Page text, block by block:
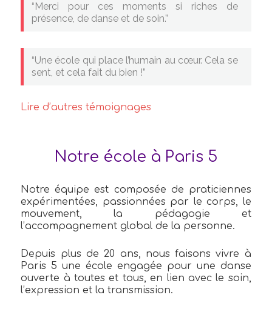
“Merci pour ces moments si riches de
présence, de danse et de soin.”
“Une école qui place l’humain au cœur. Cela se
sent, et cela fait du bien !”
Lire d’autres témoignages
Notre école à Paris 5
Notre équipe est composée de praticiennes
expérimentées, passionnées par le corps, le
mouvement, la pédagogie et
l’accompagnement global de la personne.
Depuis plus de 20 ans, nous faisons vivre à
Paris 5 une école engagée pour une danse
ouverte à toutes et tous, en lien avec le soin,
l’expression et la transmission.